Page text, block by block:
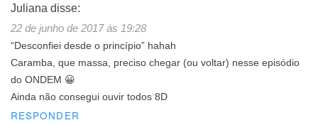
Juliana disse:
22 de junho de 2017 às 19:28
“Desconfiei desde o princípio” hahah
Caramba, que massa, preciso chegar (ou voltar) nesse episódio
do ONDEM 😀
Ainda não consegui ouvir todos 8D
RESPONDER